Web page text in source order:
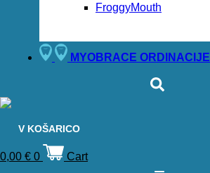
FroggyMouth
MYOBRACE ORDINACIJE
V KOŠARICO
0,00 € 0 Cart